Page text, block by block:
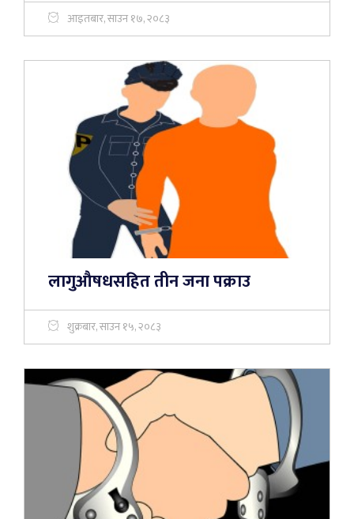
आइतबार, साउन १७, २०८३
लागुऔषधसहित तीन जना पक्राउ
शुक्रबार, साउन १५, २०८३